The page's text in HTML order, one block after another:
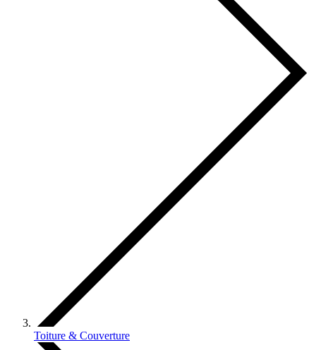
Toiture & Couverture